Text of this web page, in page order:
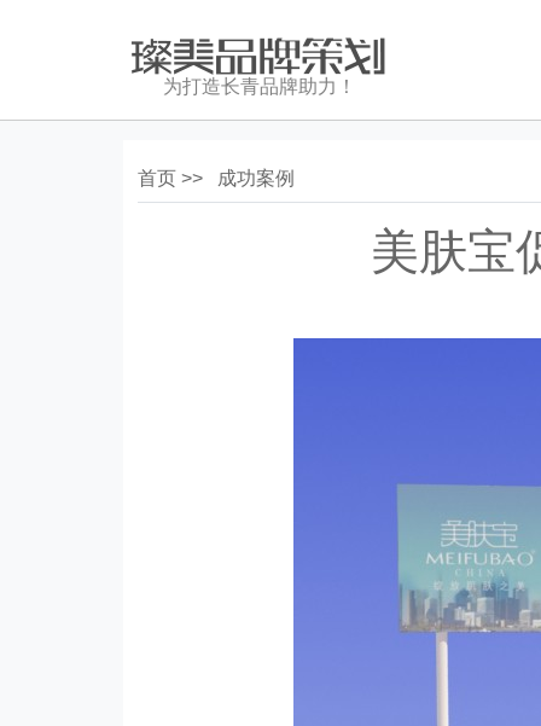
为打造长青品牌助力！
首页 >> 成功案例
美肤宝